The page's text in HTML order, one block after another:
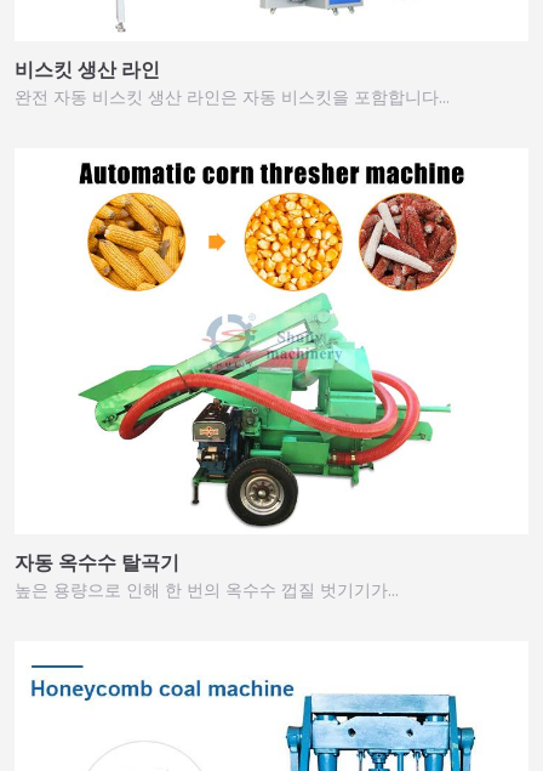
비스킷 생산 라인
완전 자동 비스킷 생산 라인은 자동 비스킷을 포함합니다…
자동 옥수수 탈곡기
높은 용량으로 인해 한 번의 옥수수 껍질 벗기기가…